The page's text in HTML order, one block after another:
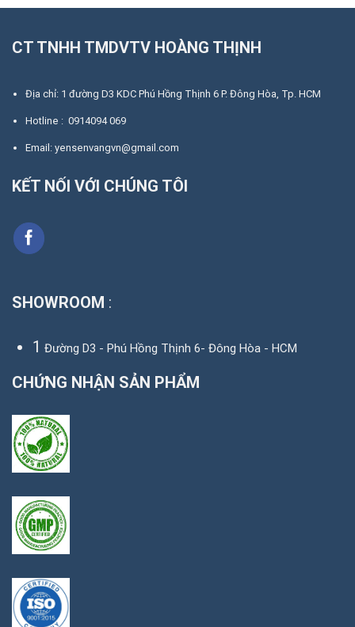
CT TNHH TMDVTV HOÀNG THỊNH
Địa chỉ: 1 đường D3 KDC Phú Hồng Thịnh 6 P. Đông Hòa, Tp. HCM
Hotline : 0914094 069
Email: yensenvangvn@gmail.com
KẾT NỐI VỚI CHÚNG TÔI
SHOWROOM :
1 Đường D3 - Phú Hồng Thịnh 6- Đông Hòa - HCM
CHỨNG NHẬN SẢN PHẨM